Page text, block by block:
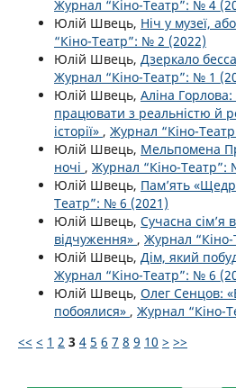
Журнал “Кіно-Театр”: № 4
Юлій Швець, Ніч у музеї,
“Кіно-Театр”: № 2 (2022)
Юлій Швець, Дзеркало
Журнал “Кіно-Театр”: № 1
Юлій Швець, Аліна
працювати з реальністю й
історії» , Журнал “Кіно-
Юлій Швець, Мельпомена
ночі , Журнал “Кіно-Театр”:
Юлій Швець, Пам’ять
Театр”: № 6 (2021)
Юлій Швець, Сучасна сім’я
відчуження» , Журнал
Юлій Швець, Дім, який
Журнал “Кіно-Театр”: № 6
Юлій Швець, Олег Сенцов:
побоялися» , Журнал “Кіно-
<< < 1 2 3 4 5 6 7 8 9 10 > >>